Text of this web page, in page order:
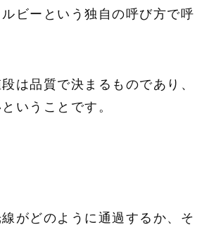
ビーという独自の呼び方で呼
は品質で決まるものであり、
いうことです。
がどのように通過するか、そ